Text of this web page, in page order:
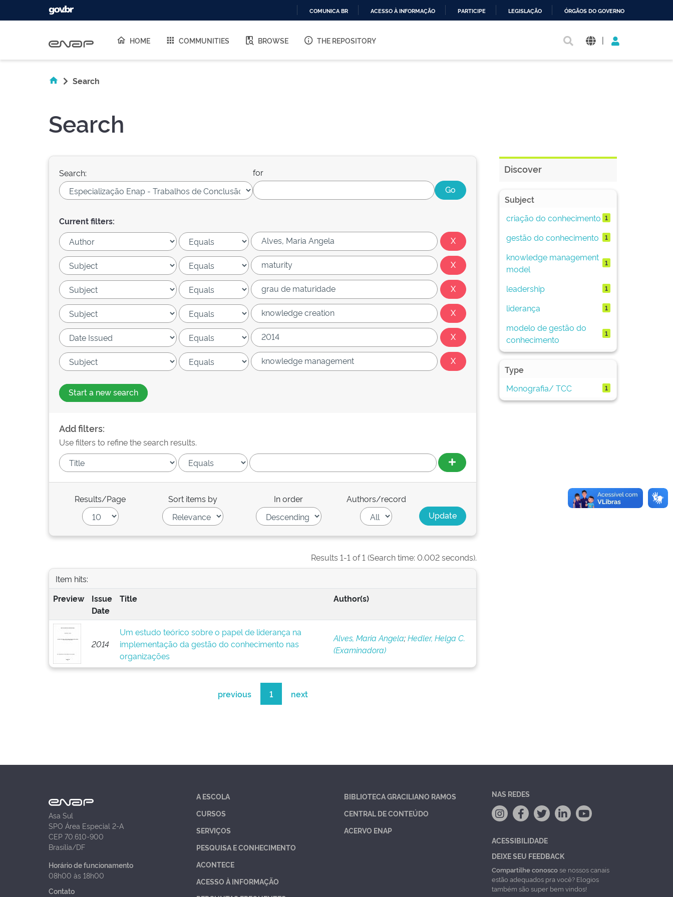
O
COMUNICA BR ACESSO À INFORMAÇÃO PARTICIPE LEGISLAÇÃO ÓRGÃOS DO GOVERNO
HOME COMMUNITIES BROWSE THE REPOSITORY |
Search
Search
Search: for
Current filters:
Start a new search
Add filters:
Use filters to refine the search results.
Results/Page Sort items by In order Authors/record
Results 1-1 of 1 (Search time: 0.002 seconds).
Item hits:
Preview
Issue
Date
Title Author(s)
2014
Um estudo teórico sobre o papel de liderança na
implementação da gestão do conhecimento nas
organizações
Alves, Maria Angela;Hedler, Helga C.
(Examinadora)
previous 1 next
Discover
Subject
criação do conhecimento 1
gestão do conhecimento 1
knowledge management
model
1
leadership 1
liderança 1
modelo de gestão do
conhecimento
1
Type
Monografia/ TCC
1
Asa Sul
SPO Área Especial 2-A
CEP 70.610-900
Brasília/DF
Horário de funcionamento
08h00 às 18h00
Contato
A ESCOLA
CURSOS
SERVIÇOS
PESQUISA E CONHECIMENTO
ACONTECE
ACESSO À INFORMAÇÃO
BIBLIOTECA GRACILIANO RAMOS
CENTRAL DE CONTEÚDO
ACERVO ENAP
NAS REDES
ACESSIBILIDADE
DEIXE SEU FEEDBACK
Compartilhe conoscose nossos canais
estão adequados pra você? Elogios
também são super bem vindos!